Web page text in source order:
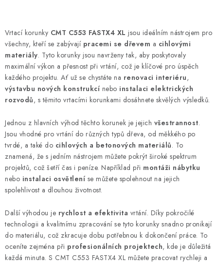
v
l
á
d
a
c
í
p
r
v
k
y
v
ý
p
i
s
u
Vrtací korunky CMT C553 FASTX4 XL jsou ideálním nástrojem pro
všechny, kteří se zabývají pracemi se dřevem a cihlovými
materiály. Tyto korunky jsou navrženy tak, aby poskytovaly
maximální výkon a přesnost při vrtání, což je klíčové pro úspěch
každého projektu. Ať už se chystáte na renovaci interiéru,
výstavbu nových konstrukcí nebo instalaci elektrických
rozvodů, s těmito vrtacími korunkami dosáhnete skvělých výsledků.
Jednou z hlavních výhod těchto korunek je jejich všestrannost.
Jsou vhodné pro vrtání do různých typů dřeva, od měkkého po
tvrdé, a také do cihlových a betonových materiálů. To
znamená, že s jedním nástrojem můžete pokrýt široké spektrum
projektů, což šetří čas i peníze. Například při montáži nábytku
nebo instalaci osvětlení se můžete spolehnout na jejich
spolehlivost a dlouhou životnost.
Další výhodou je rychlost a efektivita vrtání. Díky pokročilé
technologii a kvalitnímu zpracování se tyto korunky snadno pronikají
do materiálu, což zkracuje dobu potřebnou k dokončení práce. To
oceníte zejména při profesionálních projektech, kde je důležitá
každá minuta. S CMT C553 FASTX4 XL můžete pracovat rychleji a